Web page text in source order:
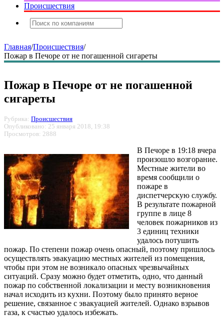
Происшествия
Главная/Происшествия/
Пожар в Печоре от не погашенной сигареты
Пожар в Печоре от не погашенной
сигареты
Рубрика: Происшествия
Опубликовано: 25 января 2018, 19:38
Просмотров: 2888
В Печоре в 19:18 вчера
произошло возгорание.
Местные жители во
время сообщили о
пожаре в
диспетчерскую службу.
В результате пожарной
группе в лице 8
человек пожарников из
3 единиц техники
удалось потушить
пожар. По степени пожар очень опасный, поэтому пришлось
осуществлять эвакуацию местных жителей из помещения,
чтобы при этом не возникало опасных чрезвычайных
ситуаций. Сразу можно будет отметить, одно, что данный
пожар по собственной локализации и месту возникновения
начал исходить из кухни. Поэтому было принято верное
решение, связанное с эвакуацией жителей. Однако взрывов
газа, к счастью удалось избежать.